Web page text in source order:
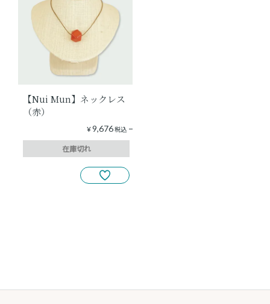
【Nui Mun】ネックレス
（赤）
¥9,676税込
在庫切れ